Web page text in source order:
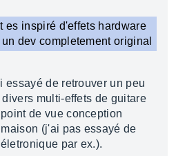
es inspiré d'effets hardware
dev completement original
essayé de retrouver un peu
multi-effets de guitare
de vue conception
(j'ai pas essayé de
par ex.).